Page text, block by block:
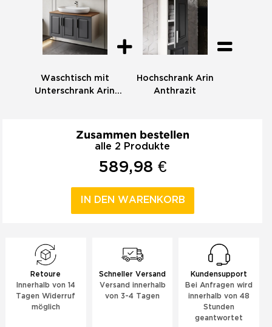
Waschtisch mit
Unterschrank Arin
Hochschrank Arin
Anthrazit
Zusammen bestellen
alle 2 Produkte
589,98 €
IN DEN WARENKORB
Retoure
Innerhalb von 14
Tagen Widerruf
möglich
Schneller Versand
Versand innerhalb
von 3-4 Tagen
Kundensupport
Bei Anfragen wird
innerhalb von 48
Stunden
geantwortet